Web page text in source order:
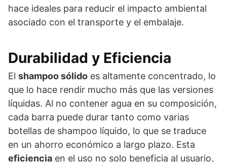
hace ideales para reducir el impacto ambiental
asociado con el transporte y el embalaje.
Durabilidad y Eficiencia
El shampoo sólido es altamente concentrado, lo
que lo hace rendir mucho más que las versiones
líquidas. Al no contener agua en su composición,
cada barra puede durar tanto como varias
botellas de shampoo líquido, lo que se traduce
en un ahorro económico a largo plazo. Esta
eficiencia en el uso no solo beneficia al usuario,